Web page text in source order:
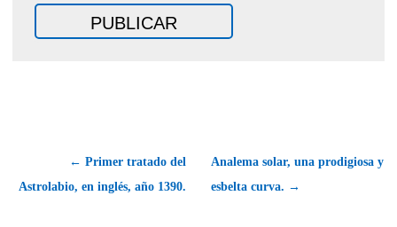
← Primer tratado del
Astrolabio, en inglés, año 1390.
Analema solar, una prodigiosa y
esbelta curva. →